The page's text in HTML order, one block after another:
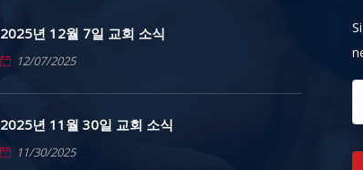
2025년 12월 7일 교회 소식
12/07/2025
2025년 11월 30일 교회 소식
11/30/2025